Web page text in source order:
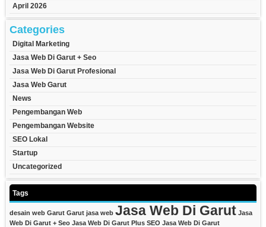
April 2026
Categories
Digital Marketing
Jasa Web Di Garut + Seo
Jasa Web Di Garut Profesional
Jasa Web Garut
News
Pengembangan Web
Pengembangan Website
SEO Lokal
Startup
Uncategorized
Tags
desain web Garut Garut jasa web Jasa Web Di Garut Jasa
Web Di Garut + Seo Jasa Web Di Garut Plus SEO Jasa Web Di Garut